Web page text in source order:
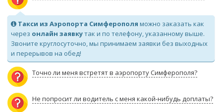
Такси из Аэропорта Симферополя можно заказать как
через онлайн заявкутак и по телефону, указанному выше.
Звоните круглосуточно, мы принимаем заявки без выходных
и перерывов на обед!
Точно ли меня встретят в аэропорту Симферополя?
Не попросит ли водитель с меня какой-нибудь доплаты?